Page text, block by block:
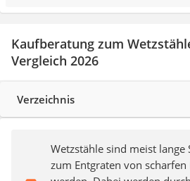
Kaufberatung zum
Vergleich 2026
Verzeichnis
Wetzstähle sind meist lange
zum Entgraten von